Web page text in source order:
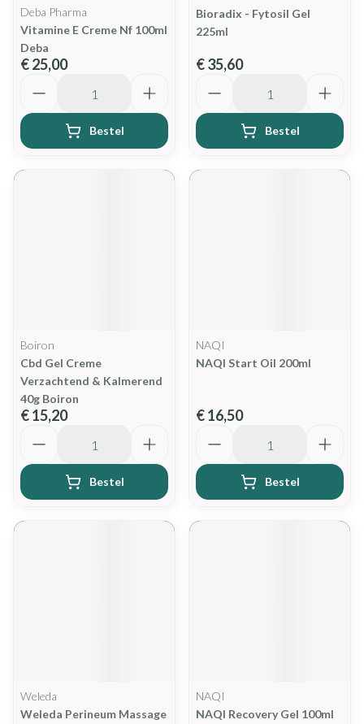
Deba Pharma
Vitamine E Creme Nf 100ml
Deba
€ 25,00
Bestel
Bioradix - Fytosil Gel
225ml
€ 35,60
Bestel
Boiron
Cbd Gel Creme
Verzachtend & Kalmerend
40g Boiron
€ 15,20
Bestel
NAQI
NAQI Start Oil 200ml
€ 16,50
Bestel
Weleda
Weleda Perineum Massage
NAQI
NAQI Recovery Gel 100ml